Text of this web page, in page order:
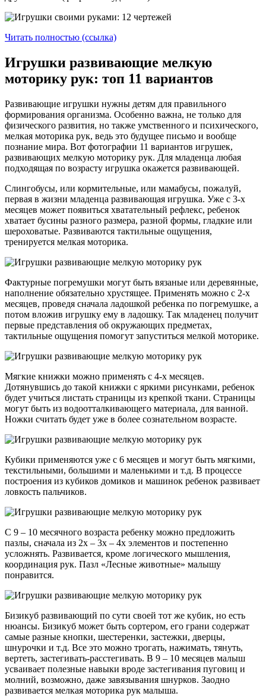
Читать полностью (ссылка)
Игрушки развивающие мелкую
моторику рук: топ 11 вариантов
Развивающие игрушки нужны детям для правильного
формирования организма. Особенно важна, не только для
физического развития, но также умственного и психического,
мелкая моторика рук, ведь это будущее письмо и вообще
познание мира. Вот фотографии 11 вариантов игрушек,
развивающих мелкую моторику рук. Для младенца любая
подходящая по возрасту игрушка окажется развивающей.
Слингобусы, или кормительные, или мамабусы, пожалуй,
первая в жизни младенца развивающая игрушка. Уже с 3-х
месяцев может появиться хватательный рефлекс, ребенок
хватает бусины разного размера, разной формы, гладкие или
шероховатые. Развиваются тактильные ощущения,
тренируется мелкая моторика.
Фактурные погремушки могут быть вязаные или деревянные,
наполнение обязательно хрустящее. Применять можно с 2-х
месяцев, проведя сначала ладошкой ребенка по погремушке, а
потом вложив игрушку ему в ладошку. Так младенец получит
первые представления об окружающих предметах,
тактильные ощущения помогут запуститься мелкой моторике.
Мягкие книжки можно применять с 4-х месяцев.
Дотянувшись до такой книжки с яркими рисунками, ребенок
будет учиться листать страницы из крепкой ткани. Страницы
могут быть из водоотталкивающего материала, для ванной.
Ножки считать будет уже в более сознательном возрасте.
Кубики применяются уже с 6 месяцев и могут быть мягкими,
текстильными, большими и маленькими и т.д. В процессе
построения из кубиков домиков и машинок ребенок развивает
ловкость пальчиков.
С 9 – 10 месячного возраста ребенку можно предложить
пазлы, сначала из 2х – 3х – 4х элементов и постепенно
усложнять. Развивается, кроме логического мышления,
координация рук. Пазл «Лесные животные» малышу
понравится.
Бизикуб развивающий по сути своей тот же кубик, но есть
нюансы. Бизикуб может быть сортером, его грани содержат
самые разные кнопки, шестеренки, застежки, дверцы,
шнурочки и т.д. Все это можно трогать, нажимать, тянуть,
вертеть, застегивать-расстегивать. В 9 – 10 месяцев малыш
усваивает полезные навыки вроде застегивания пуговиц и
молний, возможно, даже завязывания шнурков. Заодно
развивается мелкая моторика рук малыша.